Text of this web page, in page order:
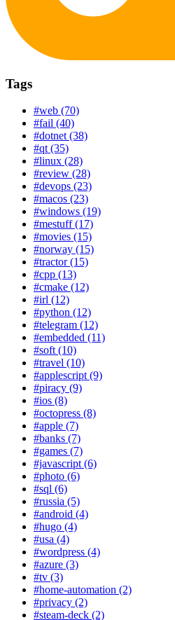
Tags
#web (70)
#fail (40)
#dotnet (38)
#qt (35)
#linux (28)
#review (28)
#devops (23)
#macos (23)
#windows (19)
#mestuff (17)
#movies (15)
#norway (15)
#tractor (15)
#cpp (13)
#cmake (12)
#irl (12)
#python (12)
#telegram (12)
#embedded (11)
#soft (10)
#travel (10)
#applescript (9)
#piracy (9)
#ios (8)
#octopress (8)
#apple (7)
#banks (7)
#games (7)
#javascript (6)
#photo (6)
#sql (6)
#russia (5)
#android (4)
#hugo (4)
#usa (4)
#wordpress (4)
#azure (3)
#tv (3)
#home-automation (2)
#privacy (2)
#steam-deck (2)